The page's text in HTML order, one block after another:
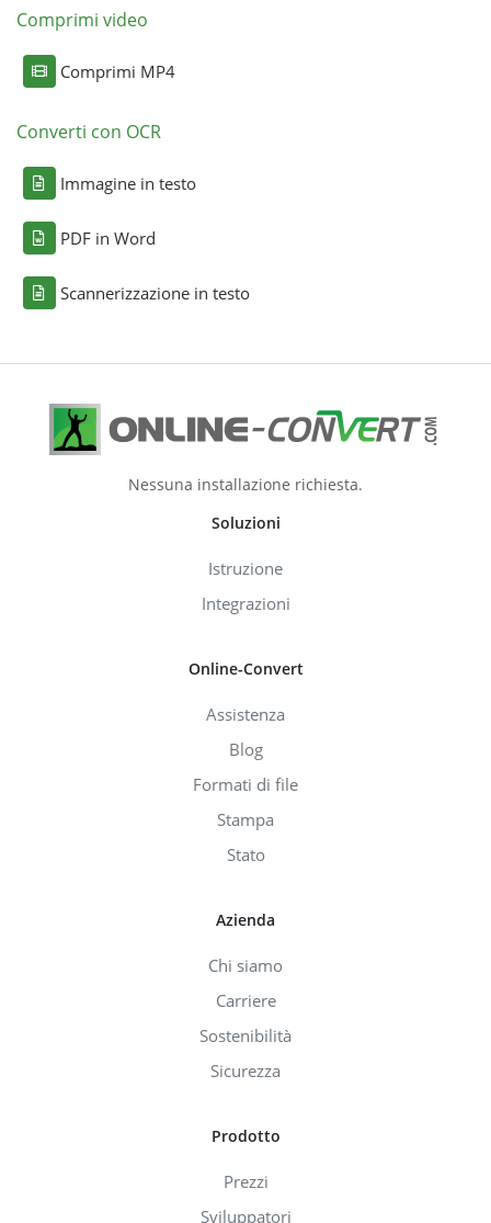
Comprimi video
Comprimi MP4
Converti con OCR
Immagine in testo
PDF in Word
Scannerizzazione in testo
Nessuna installazione richiesta.
Soluzioni
Istruzione
Integrazioni
Online-Convert
Assistenza
Blog
Formati di file
Stampa
Stato
Azienda
Chi siamo
Carriere
Sostenibilità
Sicurezza
Prodotto
Prezzi
Sviluppatori